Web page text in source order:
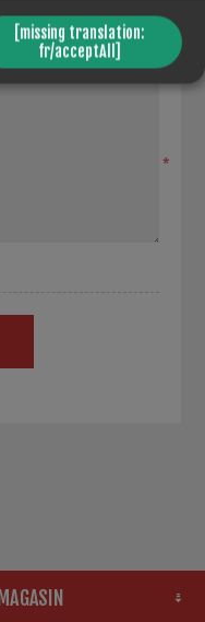
*
[missing translation:
fr/acceptAll]